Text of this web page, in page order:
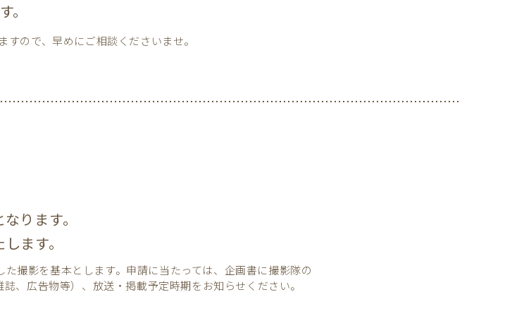
ので、早めにご相談くださいませ。
ります。
ます。
撮影を基本とします。申請に当たっては、企画書に撮影隊の
、広告物等）、放送・掲載予定時期をお知らせください。